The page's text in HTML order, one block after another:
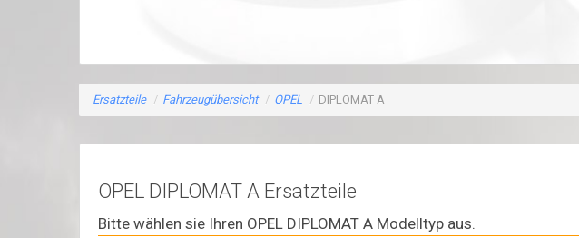
Ersatzteile / Fahrzeugübersicht / OPEL / DIPLOMAT A
OPEL DIPLOMAT A Ersatzteile
Bitte wählen sie Ihren OPEL DIPLOMAT A Modelltyp aus.